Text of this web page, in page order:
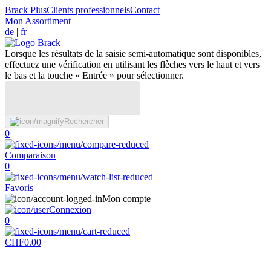
Brack PlusClients professionnelsContact
Mon Assortiment
de | fr
Lorsque les résultats de la saisie semi-automatique sont disponibles,
effectuez une vérification en utilisant les flèches vers le haut et vers
le bas et la touche « Entrée » pour sélectionner.
Rechercher
0
Comparaison
0
Favoris
Mon compte
Connexion
0
CHF0.00